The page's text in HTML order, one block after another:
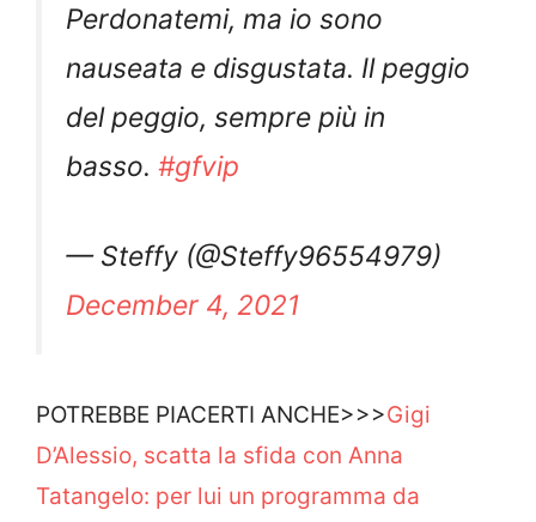
Perdonatemi, ma io sono
nauseata e disgustata. Il peggio
del peggio, sempre più in
basso. #gfvip
— Steffy (@Steffy96554979)
December 4, 2021
POTREBBE PIACERTI ANCHE>>>Gigi
D’Alessio, scatta la sfida con Anna
Tatangelo: per lui un programma da